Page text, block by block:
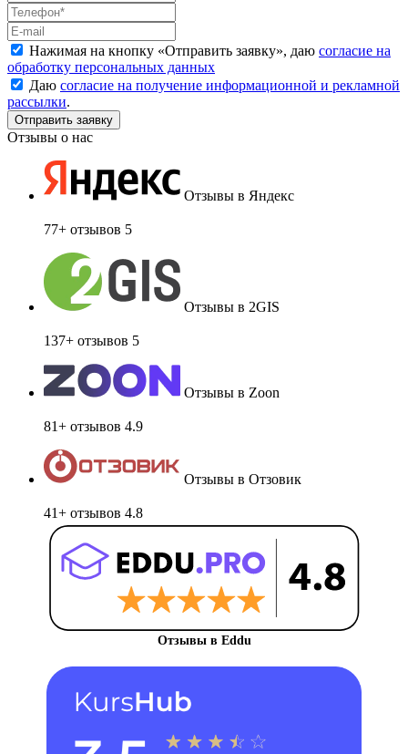
Нажимая на кнопку «Отправить заявку», даю согласие на
обработку персональных данных
Даю согласие на получение информационной и рекламной
рассылки.
Отзывы о нас
Отзывы в Яндекс
77+ отзывов 5
Отзывы в 2GIS
137+ отзывов 5
Отзывы в Zoon
81+ отзывов 4.9
Отзывы в Отзовик
41+ отзывов 4.8
Отзывы в Eddu